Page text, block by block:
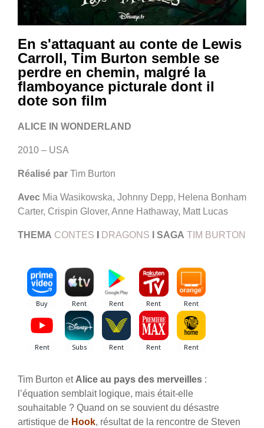
En s'attaquant au conte de Lewis
Carroll, Tim Burton semble se
perdre en chemin, malgré la
flamboyance picturale dont il
dote son film
ALICE IN WONDERLAND
2010 – USA
Réalisé par Tim Burton
Avec Mia Wasikowska, Johnny Depp, Helena Bonham
Carter, Crispin Glover, Anne Hathaway, Matt Lucas
THEMA CONTES DRAGONS SAGA TIM BURTON
Tim Burton et Alice au pays des merveilles :
l’équation semblait logique, mais était-elle
souhaitable ? Quand on se souvient du désastre
artistique de Hook, résultat de la rencontre de Steven